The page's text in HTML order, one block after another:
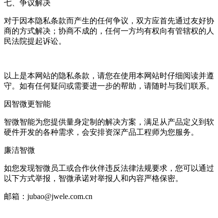
七、争议解决
对于因本隐私条款而产生的任何争议，双方应首先通过友好协
商的方式解决；协商不成的，任何一方均有权向有管辖权的人
民法院提起诉讼。
以上是本网站的隐私条款，请您在使用本网站时仔细阅读并遵
守。如有任何疑问或需要进一步的帮助，请随时与我们联系。
因智微更智能
智微智能为您提供量身定制的解决方案，满足从产品定义到软
硬件开发的各种需求，会安排资深产品工程师为您服务。
廉洁智微
如您发现智微员工或合作伙伴违反法律法规要求，您可以通过
以下方式举报，智微承诺对举报人和内容严格保密。
邮箱：jubao@jwele.com.cn